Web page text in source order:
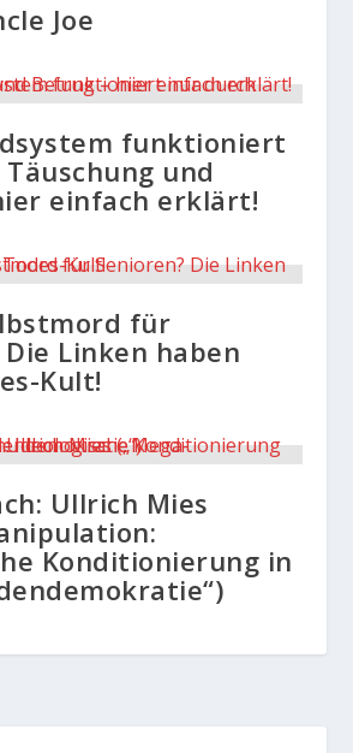
Joe
funktioniert
und
einfach erklärt!
für
Linken haben
Kult!
Ullrich Mies
Konditionierung in